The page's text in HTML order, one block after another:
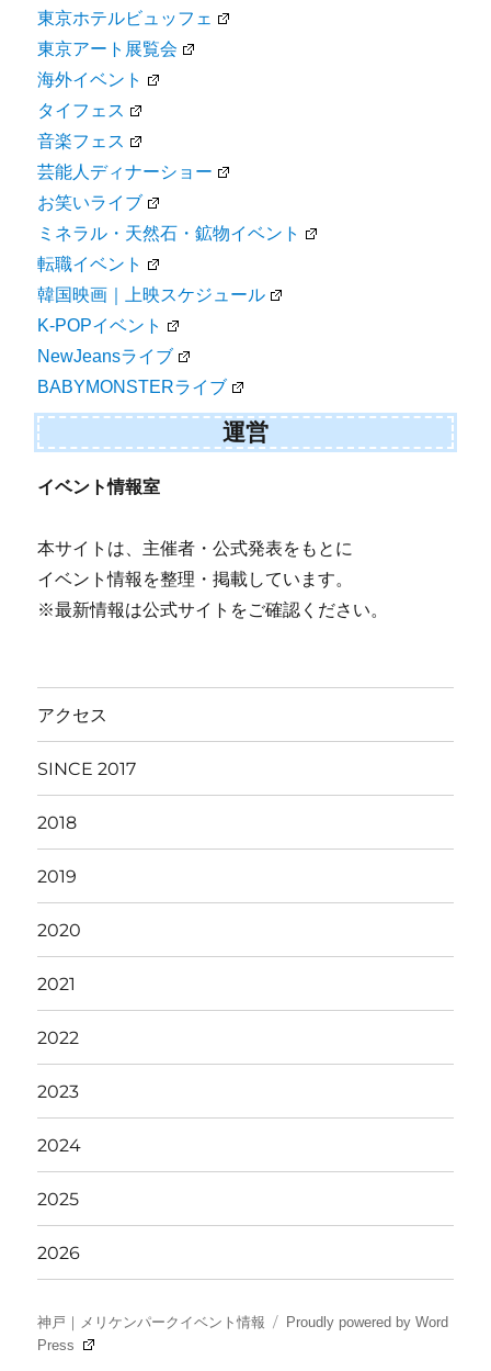
東京ホテルビュッフェ
東京アート展覧会
海外イベント
タイフェス
音楽フェス
芸能人ディナーショー
お笑いライブ
ミネラル・天然石・鉱物イベント
転職イベント
韓国映画｜上映スケジュール
K-POPイベント
NewJeansライブ
BABYMONSTERライブ
運営
イベント情報室
本サイトは、主催者・公式発表をもとに
イベント情報を整理・掲載しています。
※最新情報は公式サイトをご確認ください。
アクセス
SINCE 2017
2018
2019
2020
2021
2022
2023
2024
2025
2026
神戸｜メリケンパークイベント情報
Proudly powered by Word
Press